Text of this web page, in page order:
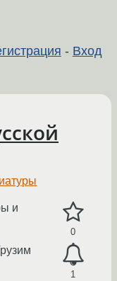
- Вход
0
1
и